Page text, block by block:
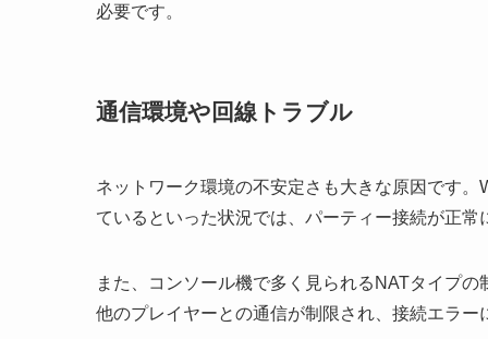
必要です。
通信環境や回線トラブル
ネットワーク環境の不安定さも大きな原因です
ているといった状況では、パーティー接続が正
また、コンソール機で多く見られるNATタイプ
他のプレイヤーとの通信が制限され、接続エラー